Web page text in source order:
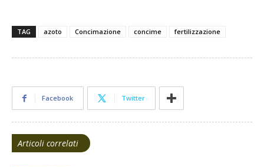
TAG azoto Concimazione concime fertilizzazione
Facebook Twitter
Articoli correlati